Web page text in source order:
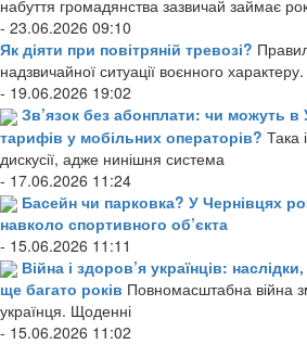
набуття громадянства зазвичай займає
- 23.06.2026 09:10
Як діяти при повітряній тревозі?
надзвичайної ситуації воєнного характеру.
- 19.06.2026 19:02
Зв’язок без абонплати: чи можуть в
тарифів у мобільних операторів? Така
дискусії, адже нинішня система
- 17.06.2026 11:24
Басейн чи парковка? У Чернівцях
навколо спортивного об’єкта
- 15.06.2026 11:11
Війна і здоров’я українців:
ще багато років Повномасштабна війна
українця. Щоденні
- 15.06.2026 11:02